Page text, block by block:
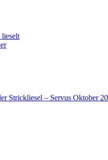
lieselt
Strickliesel – Servus Oktober